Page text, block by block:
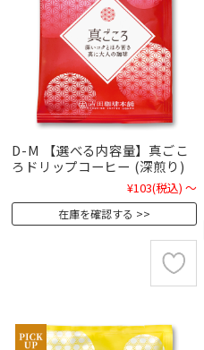
D-M 【選べる内容量】真ごこ
ろドリップコーヒー (深煎り)
¥103(税込) ～
在庫を確認する